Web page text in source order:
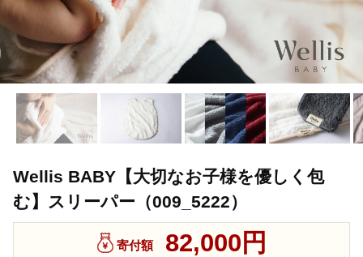
Wellis BABY【大切なお子様を優しく包
む】スリーパー（009_5222）
寄付額 82,000円